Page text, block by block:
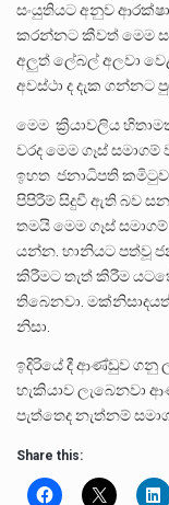
සංයුතියට අනුව
කරන්නට කීවත් මෙම
අලුත් ලේබල් අලවා
අවස්ථා ද දැක ගන්නට
මෙම ක්‍රියාවලිය
වරද මෙම ගෑස්
ඉහත ජනාධිපති කමිටුව
පිපිරීම් සිදුවී ඇති බව
තමයි මෙම ගෑස්
යන්න. හානියට පත්වූ
කිරීමට තැත් කිරීම
තිබෙනවා.
නිසා.
ඉදිරියේ දී ආණ්ඩුව ගනු
හැකියාව ලැබෙනවා
පැත්තෙද නැත්නම්
Share this: